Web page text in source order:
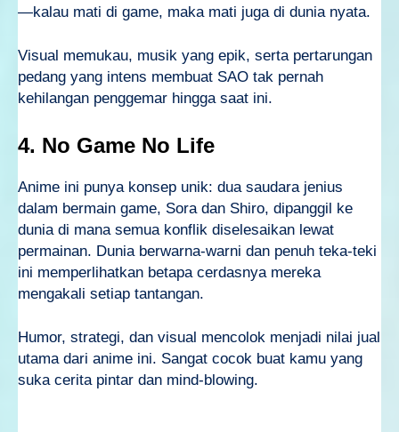
—kalau mati di game, maka mati juga di dunia nyata.
Visual memukau, musik yang epik, serta pertarungan
pedang yang intens membuat SAO tak pernah
kehilangan penggemar hingga saat ini.
4. No Game No Life
Anime ini punya konsep unik: dua saudara jenius
dalam bermain game, Sora dan Shiro, dipanggil ke
dunia di mana semua konflik diselesaikan lewat
permainan. Dunia berwarna-warni dan penuh teka-teki
ini memperlihatkan betapa cerdasnya mereka
mengakali setiap tantangan.
Humor, strategi, dan visual mencolok menjadi nilai jual
utama dari anime ini. Sangat cocok buat kamu yang
suka cerita pintar dan mind-blowing.